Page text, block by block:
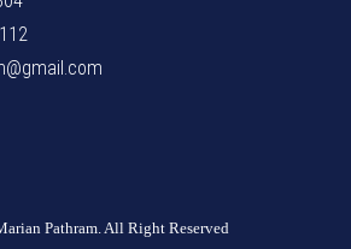
Pathram. All Right Reserved